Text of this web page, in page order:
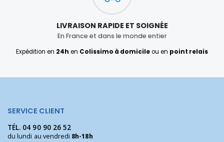
LIVRAISON RAPIDE ET SOIGNÉE
En France et dans le monde entier
Expédition en 24h en Colissimo à domicileou en point relais
SERVICE CLIENT
TÉL. 04 90 90 26 52
du lundi au vendredi 8h-18h